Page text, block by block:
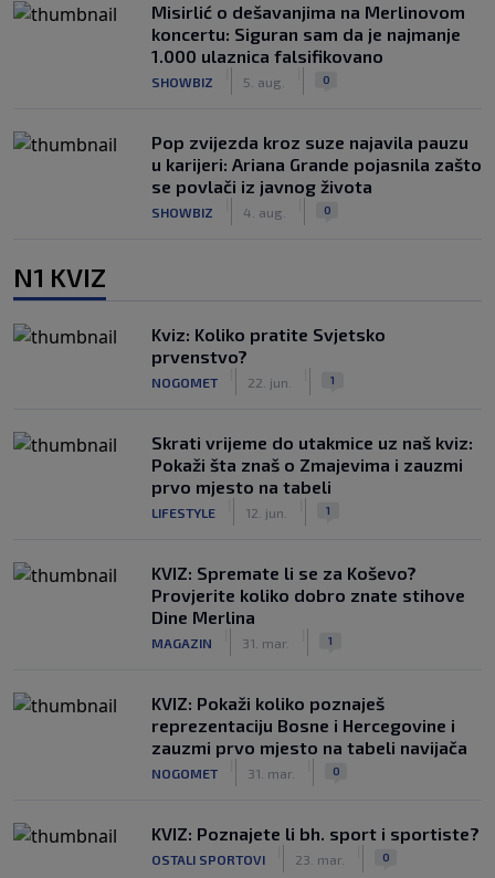
Misirlić o dešavanjima na Merlinovom
koncertu: Siguran sam da je najmanje
1.000 ulaznica falsifikovano
SHOWBIZ 5. aug. 0
Pop zvijezda kroz suze najavila pauzu
u karijeri: Ariana Grande pojasnila zašto
se povlači iz javnog života
SHOWBIZ 4. aug. 0
N1 KVIZ
Kviz: Koliko pratite Svjetsko
prvenstvo?
NOGOMET 22. jun. 1
Skrati vrijeme do utakmice uz naš kviz:
Pokaži šta znaš o Zmajevima i zauzmi
prvo mjesto na tabeli
LIFESTYLE 12. jun. 1
KVIZ: Spremate li se za Koševo?
Provjerite koliko dobro znate stihove
Dine Merlina
MAGAZIN 31. mar. 1
KVIZ: Pokaži koliko poznaješ
reprezentaciju Bosne i Hercegovine i
zauzmi prvo mjesto na tabeli navijača
NOGOMET 31. mar. 0
KVIZ: Poznajete li bh. sport i sportiste?
OSTALI SPORTOVI 23. mar. 0